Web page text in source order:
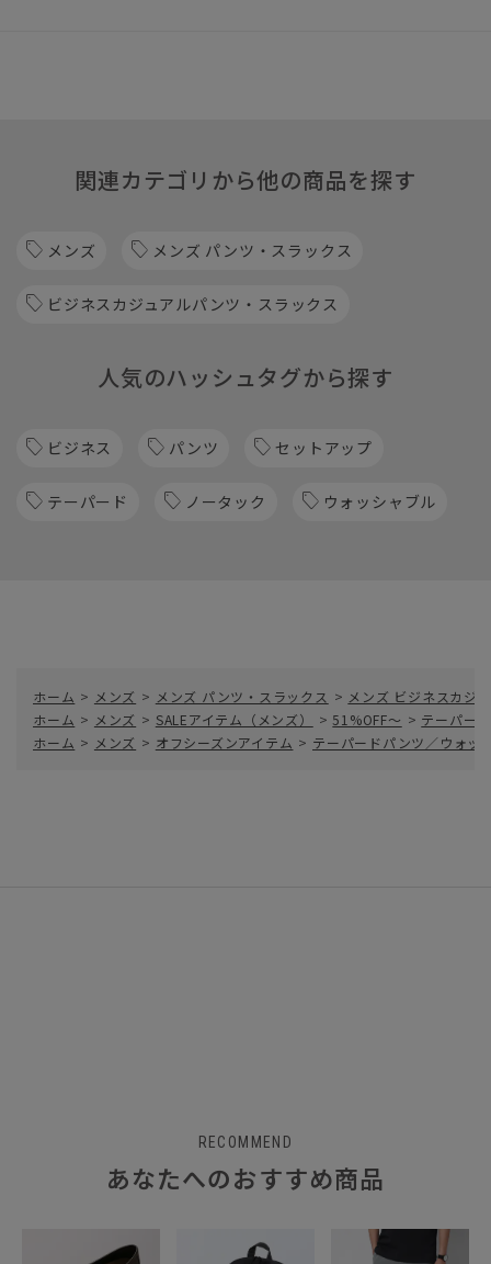
関連カテゴリから他の商品を探す
メンズ メンズ パンツ・スラックス
ビジネスカジュアルパンツ・スラックス
人気のハッシュタグから探す
ビジネス パンツ セットアップ
テーパード ノータック ウォッシャブル
ホーム > メンズ > メンズ パンツ・スラックス > メンズ ビジネスカジ
ホーム > メンズ > SALEアイテム（メンズ） > 51%OFF～ > テーパー
ホーム > メンズ > オフシーズンアイテム > テーパードパンツ／ウォッ
RECOMMEND
あなたへのおすすめ商品